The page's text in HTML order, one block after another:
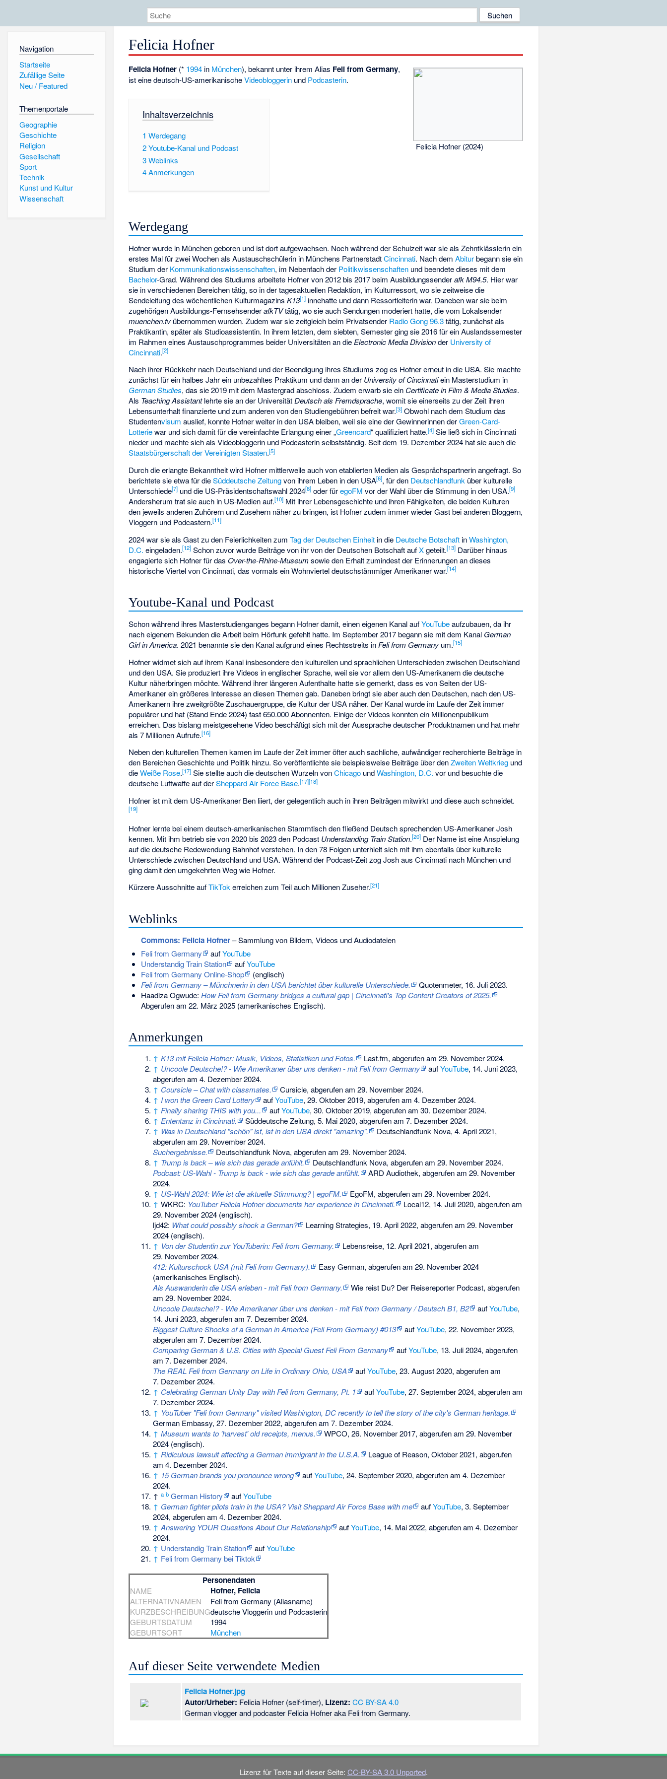
Navigation
Startseite
Zufällige Seite
Neu / Featured
Themenportale
Geographie
Geschichte
Religion
Gesellschaft
Sport
Technik
Kunst und Kultur
Wissenschaft
Felicia Hofner
Felicia Hofner (2024)
Felicia Hofner (* 1994 in München), bekannt unter ihrem Alias Feli from Germany,
ist eine deutsch-US-amerikanischeVideobloggerin und Podcasterin.
Inhaltsverzeichnis
1 Werdegang
2Youtube-Kanal und Podcast
3Weblinks
4Anmerkungen
Werdegang
Hofner wurde in München geboren und ist dort aufgewachsen. Noch während der Schulzeit war sie als Zehntklässlerin ein
erstes Mal für zwei Wochen als Austauschschülerin in Münchens PartnerstadtCincinnati. Nach demAbiturbegann sie ein
Studium der Kommunikationswissenschaften, im Nebenfach der Politikwissenschaften und beendete dieses mit dem
Bachelor-Grad. Während des Studiums arbeitete Hofner von 2012 bis 2017 beim Ausbildungssenderafk M94.5. Hier war
sie in verschiedenen Bereichen tätig, so in der tagesaktuellen Redaktion, im Kulturressort, wo sie zeitweise die
Sendeleitung des wöchentlichen KulturmagazinsK13[1] innehatte und dann Ressortleiterin war. Daneben war sie beim
zugehörigen Ausbildungs-FernsehsenderafkTVtätig, wo sie auch Sendungen moderiert hatte, die vom Lokalsender
muenchen.tv übernommen wurden. Zudem war sie zeitgleich beim Privatsender Radio Gong 96.3tätig, zunächst als
Praktikantin, später als Studioassistentin. In ihrem letzten, dem siebten, Semester ging sie 2016 für ein Auslandssemester
im Rahmen eines Austauschprogrammes beider Universitäten an die Electronic Media Divisionder University of
Cincinnati.[2]
Nach ihrer Rückkehr nach Deutschland und der Beendigung ihres Studiums zog es Hofner erneut in die USA. Sie machte
zunächst für ein halbes Jahr ein unbezahltes Praktikum und dann an der University of Cincinnatiein Masterstudium in
German Studies, das sie 2019 mit dem Mastergrad abschloss. Zudem erwarb sie ein Certificate in Film & Media Studies.
Als Teaching Assistantlehrte sie an der UniversitätDeutsch als Fremdsprache, womit sie einerseits zu der Zeit ihren
Lebensunterhalt finanzierte und zum anderen von den Studiengebühren befreit war.[3] Obwohl nach dem Studium das
Studentenvisum auslief, konnte Hofner weiter in den USA bleiben, weil sie eine der Gewinnerinnen derGreen-Card-
Lotteriewar und sich damit für die vereinfachte Erlangung einer „Greencard“ qualifiziert hatte.[4] Sie ließ sich in Cincinnati
nieder und machte sich als Videobloggerin und Podcasterin selbstständig. Seit dem 19. Dezember 2024 hat sie auch die
Staatsbürgerschaft der Vereinigten Staaten.[5]
Durch die erlangte Bekanntheit wird Hofner mittlerweile auch von etablierten Medien als Gesprächspartnerin angefragt. So
berichtete sie etwa für dieSüddeutsche Zeitungvon ihrem Leben in den USA[6], für den Deutschlandfunk über kulturelle
Unterschiede[7] und die US-Präsidentschaftswahl 2024[8] oder füregoFM vor der Wahl über die Stimmung in den USA.[9]
Andersherum trat sie auch in US-Medien auf.[10] Mit ihrer Lebensgeschichte und ihren Fähigkeiten, die beiden Kulturen
den jeweils anderen Zuhörern und Zusehern näher zu bringen, ist Hofner zudem immer wieder Gast bei anderen Bloggern,
Vloggern und Podcastern.[11]
2024 war sie als Gast zu den Feierlichkeiten zumTag der Deutschen Einheit in die Deutsche Botschaft inWashington,
D.C. eingeladen.[12] Schon zuvor wurde Beiträge von ihr von der Deutschen Botschaft aufXgeteilt.[13] Darüber hinaus
engagierte sich Hofner für dasOver-the-Rhine-Museum sowie den Erhalt zumindest der Erinnerungen an dieses
historische Viertel von Cincinnati, das vormals ein Wohnviertel deutschstämmiger Amerikaner war.[14]
Youtube-Kanal und Podcast
Schon während ihres Masterstudienganges begann Hofner damit, einen eigenen Kanal aufYouTubeaufzubauen, da ihr
nach eigenem Bekunden die Arbeit beim Hörfunk gefehlt hatte. Im September 2017 begann sie mit dem Kanal German
Girl in America. 2021 benannte sie den Kanal aufgrund eines Rechtsstreits in Feli from Germany um.[15]
Hofner widmet sich auf ihrem Kanal insbesondere den kulturellen und sprachlichen Unterschieden zwischen Deutschland
und den USA. Sie produziert ihre Videos in englischer Sprache, weil sie vor allem den US-Amerikanern die deutsche
Kultur näherbringen möchte. Während ihrer längeren Aufenthalte hatte sie gemerkt, dass es von Seiten der US-
Amerikaner ein größeres Interesse an diesen Themen gab. Daneben bringt sie aber auch den Deutschen, nach den US-
Amerikanern ihre zweitgrößte Zuschauergruppe, die Kultur der USA näher. Der Kanal wurde im Laufe der Zeit immer
populärer und hat (Stand Ende 2024) fast 650.000 Abonnenten. Einige der Videos konnten ein Millionenpublikum
erreichen. Das bislang meistgesehene Video beschäftigt sich mit der Aussprache deutscher Produktnamen und hat mehr
als 7 Millionen Aufrufe.[16]
Neben den kulturellen Themen kamen im Laufe der Zeit immer öfter auch sachliche, aufwändiger recherchierte Beiträge in
den Bereichen Geschichte und Politik hinzu. So veröffentlichte sie beispielsweise Beiträge über denZweiten Weltkrieg und
dieWeiße Rose.[17] Sie stellte auch die deutschen Wurzeln vonChicago undWashington, D.C. vor und besuchte die
deutsche Luftwaffe auf derSheppard Air Force Base.[17][18]
Hofner ist mit dem US-Amerikaner Ben liiert, der gelegentlich auch in ihren Beiträgen mitwirkt und diese auch schneidet.
[19]
Hofner lernte bei einem deutsch-amerikanischen Stammtisch den fließend Deutsch sprechenden US-Amerikaner Josh
kennen. Mit ihm betrieb sie von 2020 bis 2023 den Podcast Understanding Train Station.[20] Der Name ist eine Anspielung
auf die deutsche Redewendung Bahnhof verstehen. In den 78 Folgen unterhielt sich mit ihm ebenfalls über kulturelle
Unterschiede zwischen Deutschland und USA. Während der Podcast-Zeit zog Josh aus Cincinnati nach München und
ging damit den umgekehrten Weg wie Hofner.
Kürzere Ausschnitte aufTikTokerreichen zum Teil auch Millionen Zuseher.[21]
Weblinks
Commons: Felicia Hofner– Sammlung von Bildern, Videos und Audiodateien
Feli from Germany
aufYouTube
Understandig Train Station
aufYouTube
Feli from Germany Online-Shop
(englisch)
Feli from Germany – Münchnerin in den USA berichtet über kulturelle Unterschiede.
Quotenmeter, 16. Juli 2023.
Haadiza Ogwude: How Feli from Germany bridges a cultural gap | Cincinnati's Top Content Creators of 2025.
Abgerufen am 22. März 2025(amerikanisches Englisch).
Anmerkungen
↑ K13 mit Felicia Hofner: Musik, Videos, Statistiken und Fotos. Last.fm, abgerufen am 29. November 2024.
↑ Uncoole Deutsche!? - Wie Amerikaner über uns denken - mit Feli from Germany aufYouTube, 14. Juni 2023,
abgerufen am 4. Dezember 2024.
↑ Coursicle – Chat with classmates. Cursicle, abgerufen am 29. November 2024.
↑ I won the Green Card Lottery aufYouTube, 29. Oktober 2019, abgerufen am 4. Dezember 2024.
↑ Finally sharing THIS with you... aufYouTube, 30. Oktober 2019, abgerufen am 30. Dezember 2024.
↑ Ententanz in Cincinnati. Süddeutsche Zeitung, 5. Mai 2020, abgerufen am 7. Dezember 2024.
↑ Was in Deutschland "schön" ist, ist in den USA direkt "amazing".
Deutschlandfunk Nova, 4. April 2021,
abgerufen am 29. November 2024.
Suchergebnisse.
Deutschlandfunk Nova, abgerufen am 29. November 2024.
↑ Trump is back – wie sich das gerade anfühlt. Deutschlandfunk Nova, abgerufen am 29. November 2024.
Podcast: US-Wahl - Trump is back - wie sich das gerade anfühlt.
ARD Audiothek, abgerufen am 29. November
2024.
↑ US-Wahl 2024: Wie ist die aktuelle Stimmung? | egoFM. EgoFM, abgerufen am 29. November 2024.
↑ WKRC: YouTuber Felicia Hofner documents her experience in Cincinnati. Local12, 14. Juli 2020, abgerufen am
29. November 2024 (englisch).
ljd42: What could possibly shock a German? Learning Strategies, 19. April 2022, abgerufen am 29. November
2024 (englisch).
↑ Von der Studentin zur YouTuberin: Feli from Germany. Lebensreise, 12. April 2021, abgerufen am
29. November 2024.
412: Kulturschock USA (mit Feli from Germany).
Easy German, abgerufen am 29. November 2024
(amerikanisches Englisch).
Als Auswanderin die USA erleben - mit Feli from Germany.
Wie reist Du? Der Reisereporter Podcast, abgerufen
am 29. November 2024.
Uncoole Deutsche!? - Wie Amerikaner über uns denken - mit Feli from Germany / Deutsch B1, B2
aufYouTube,
14. Juni 2023, abgerufen am 7. Dezember 2024.
Biggest Culture Shocks of a German in America (Feli From Germany) #013
aufYouTube, 22. November 2023,
abgerufen am 7. Dezember 2024.
Comparing German & U.S. Cities with Special Guest Feli From Germany
aufYouTube, 13. Juli 2024, abgerufen
am 7. Dezember 2024.
The REAL Feli from Germany on Life in Ordinary Ohio, USA
aufYouTube, 23. August 2020, abgerufen am
7. Dezember 2024.
↑ Celebrating German Unity Day with Feli from Germany, Pt. 1 aufYouTube, 27. September 2024, abgerufen am
7. Dezember 2024.
↑ YouTuber "Feli from Germany" visited Washington, DC recently to tell the story of the city's German heritage.
German Embassy, 27. Dezember 2022, abgerufen am 7. Dezember 2024.
↑ Museum wants to 'harvest' old receipts, menus. WPCO, 26. November 2017, abgerufen am 29. November
2024 (englisch).
↑ Ridiculous lawsuit affecting a German immigrant in the U.S.A. League of Reason, Oktober 2021, abgerufen
am 4. Dezember 2024.
↑ 15 German brands you pronounce wrong aufYouTube, 24. September 2020, abgerufen am 4. Dezember
2024.
↑ a b German History aufYouTube
↑ German fighter pilots train in the USA? Visit Sheppard Air Force Base with me aufYouTube, 3. September
2024, abgerufen am 4. Dezember 2024.
↑ Answering YOUR Questions About Our Relationship aufYouTube, 14. Mai 2022, abgerufen am 4. Dezember
2024.
↑ Understandig Train Station aufYouTube
↑ Feli from Germany bei Tiktok
Personendaten
NAME Hofner, Felicia
ALTERNATIVNAMEN
Feli from Germany (Aliasname)
KURZBESCHREIBUNGdeutsche Vloggerin und Podcasterin
GEBURTSDATUM
1994
GEBURTSORT
München
Auf dieser Seite verwendete Medien
Felicia Hofner.jpg
Autor/Urheber: Felicia Hofner (self-timer), Lizenz: CC BY-SA 4.0
German vlogger and podcaster Felicia Hofner aka Feli from Germany.
Lizenz für Texte auf dieser Seite: CC-BY-SA 3.0 Unported.